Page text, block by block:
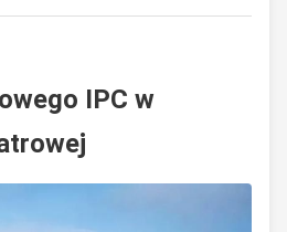
IPC w